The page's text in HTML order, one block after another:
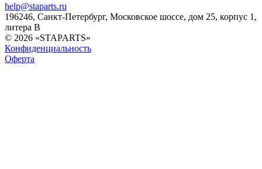
help@staparts.ru
196246, Санкт-Петербург, Московское шоссе, дом 25, корпус 1,
литера В
© 2026 «STAPARTS»
Конфиденциальность
Оферта